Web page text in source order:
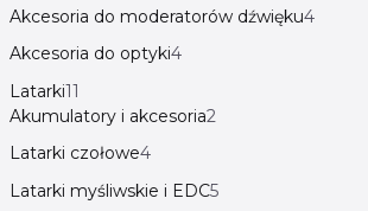
Akcesoria do moderatorów dźwięku4
Akcesoria do optyki4
Latarki11
Akumulatory i akcesoria2
Latarki czołowe4
Latarki myśliwskie i EDC5